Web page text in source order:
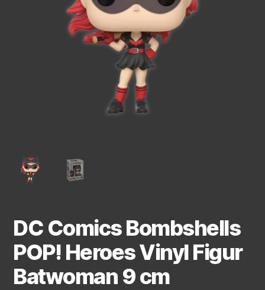
DC Comics Bombshells
POP! Heroes Vinyl Figur
Batwoman 9 cm